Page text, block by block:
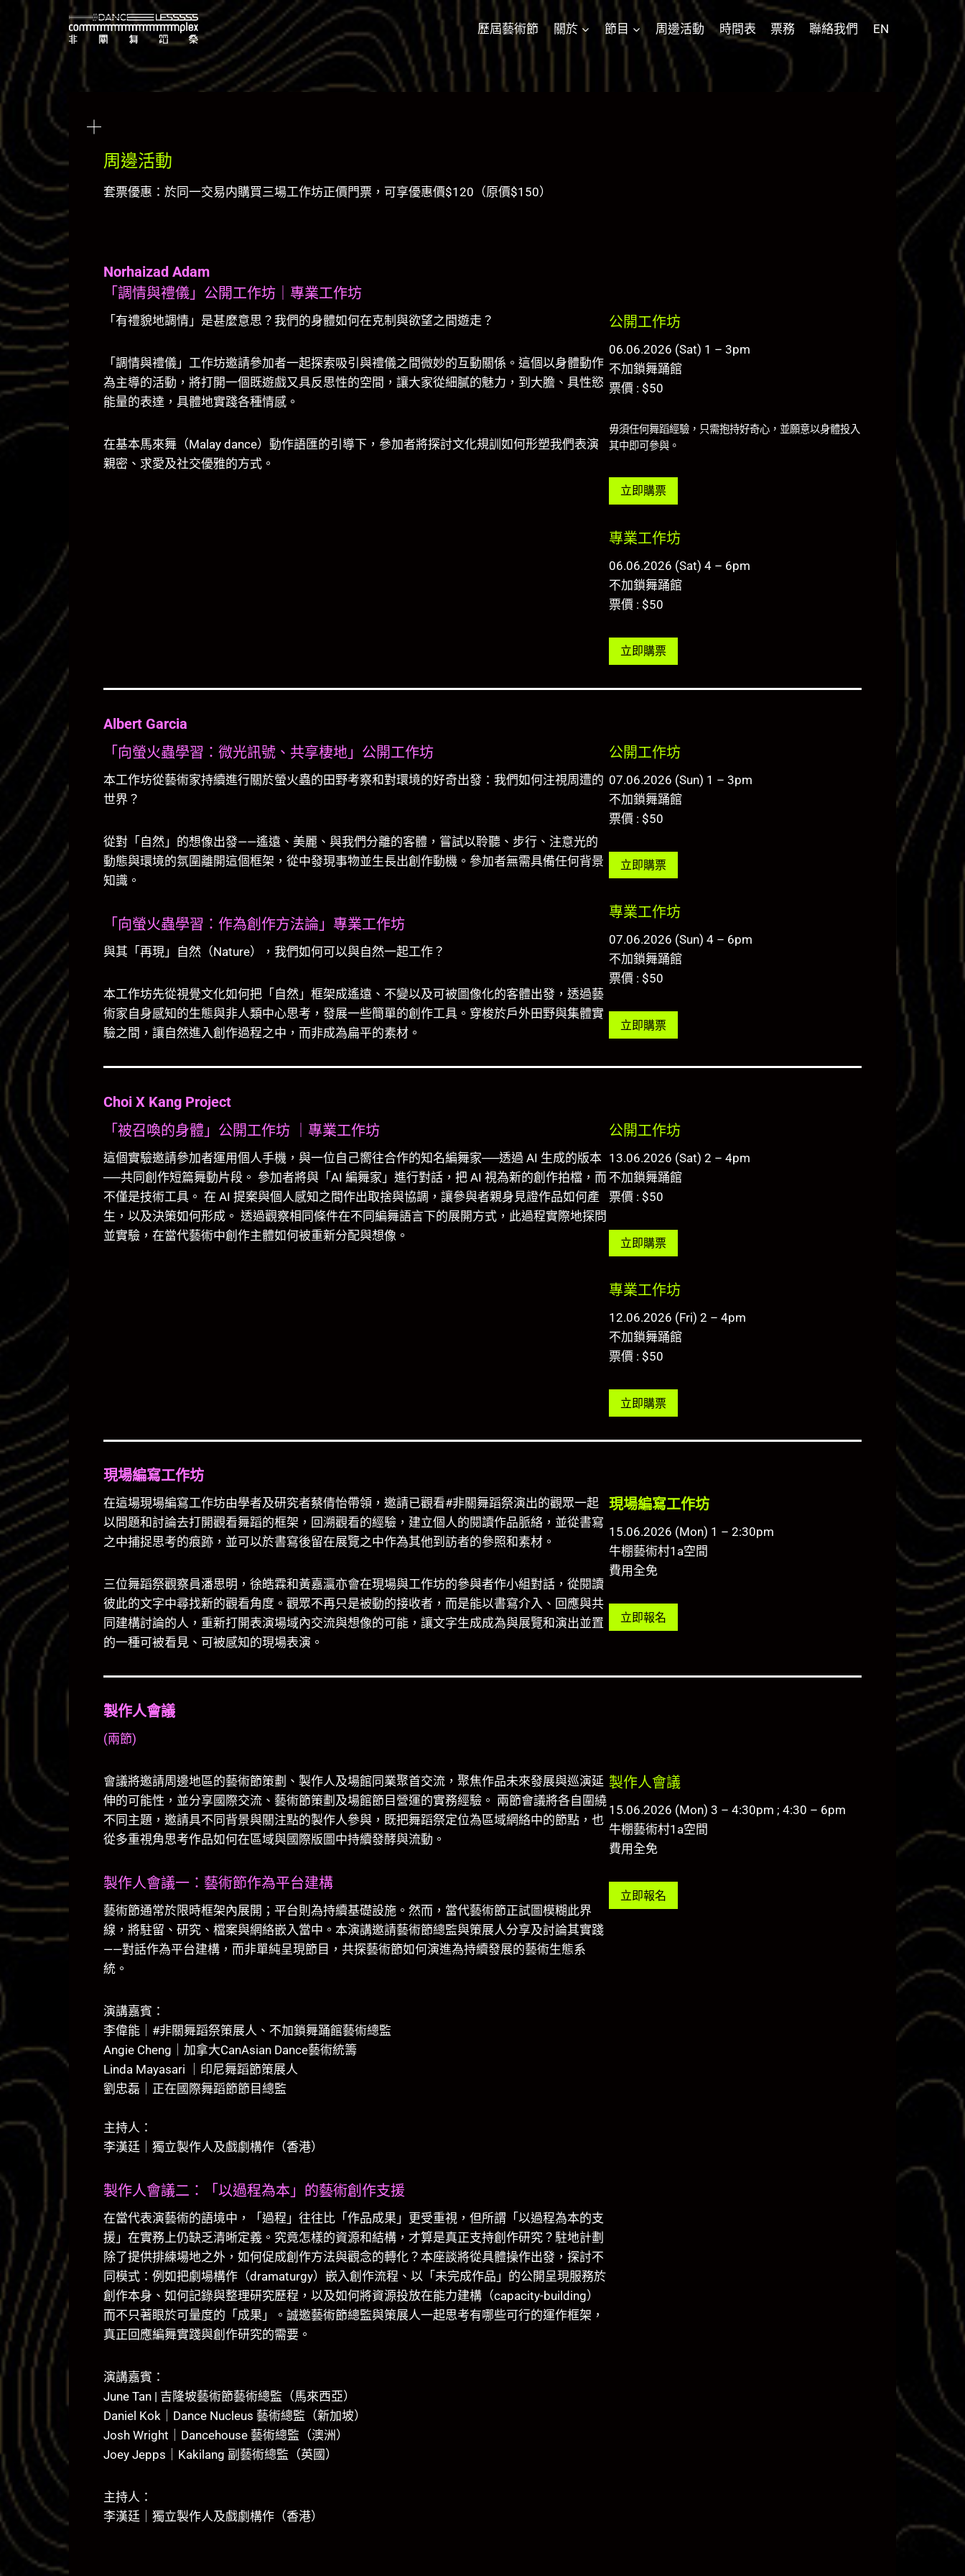
content
歷屆藝術節 關於 節目 周邊活動 時間表 票務 聯絡我們 EN
周邊活動
套票優惠：於同一交易内購買三場工作坊正價門票，可享優惠價$120（原價$150）
Norhaizad Adam
「調情與禮儀」公開工作坊｜專業工作坊
「有禮貌地調情」是甚麼意思？我們的身體如何在克制與欲望之間遊走？
「調情與禮儀」工作坊邀請參加者一起探索吸引與禮儀之間微妙的互動關係。這個以身體動作
為主導的活動，將打開一個既遊戲又具反思性的空間，讓大家從細膩的魅力，到大膽、具性慾
能量的表達，具體地實踐各種情感。
在基本馬來舞（Malay dance）動作語匯的引導下，參加者將探討文化規訓如何形塑我們表演
親密、求愛及社交優雅的方式。
公開工作坊
06.06.2026 (Sat) 1 – 3pm
不加鎖舞踊館
票價 : $50
毋須任何舞蹈經驗，只需抱持好奇心，並願意以身體投入
其中即可參與。
立即購票
專業工作坊
06.06.2026 (Sat) 4 – 6pm
不加鎖舞踊館
票價 : $50
立即購票
Albert Garcia
「向螢火蟲學習：微光訊號、共享棲地」公開工作坊
本工作坊從藝術家持續進行關於螢火蟲的田野考察和對環境的好奇出發：我們如何注視周遭的
世界？
從對「自然」的想像出發——遙遠、美麗、與我們分離的客體，嘗試以聆聽、步行、注意光的
動態與環境的氛圍離開這個框架，從中發現事物並生長出創作動機。參加者無需具備任何背景
知識。
「向螢火蟲學習：作為創作方法論」專業工作坊
與其「再現」自然（Nature），我們如何可以與自然一起工作？
本工作坊先從視覺文化如何把「自然」框架成遙遠、不變以及可被圖像化的客體出發，透過藝
術家自身感知的生態與非人類中心思考，發展一些簡單的創作工具。穿梭於戶外田野與集體實
驗之間，讓自然進入創作過程之中，而非成為扁平的素材。
公開工作坊
07.06.2026 (Sun) 1 – 3pm
不加鎖舞踊館
票價 : $50
立即購票
專業工作坊
07.06.2026 (Sun) 4 – 6pm
不加鎖舞踊館
票價 : $50
立即購票
Choi X Kang Project
「被召喚的身體」公開工作坊 ｜專業工作坊
這個實驗邀請參加者運用個人手機，與一位自己嚮往合作的知名編舞家──透過 AI 生成的版本
──共同創作短篇舞動片段。 參加者將與「AI 編舞家」進行對話，把 AI 視為新的創作拍檔，而
不僅是技術工具。 在 AI 提案與個人感知之間作出取捨與協調，讓參與者親身見證作品如何產
生，以及決策如何形成。 透過觀察相同條件在不同編舞語言下的展開方式，此過程實際地探問
並實驗，在當代藝術中創作主體如何被重新分配與想像。
公開工作坊
13.06.2026 (Sat) 2 – 4pm
不加鎖舞踊館
票價 : $50
立即購票
專業工作坊
12.06.2026 (Fri) 2 – 4pm
不加鎖舞踊館
票價 : $50
立即購票
現場編寫工作坊
在這場現場編寫工作坊由學者及研究者蔡倩怡帶領，邀請已觀看#非關舞蹈祭演出的觀眾一起
以問題和討論去打開觀看舞蹈的框架，回溯觀看的經驗，建立個人的閱讀作品脈絡，並從書寫
之中捕捉思考的痕跡，並可以於書寫後留在展覽之中作為其他到訪者的參照和素材。
三位舞蹈祭觀察員潘思明，徐皓霖和黃嘉瀛亦會在現場與工作坊的參與者作小組對話，從閱讀
彼此的文字中尋找新的觀看角度。觀眾不再只是被動的接收者，而是能以書寫介入、回應與共
同建構討論的人，重新打開表演場域內交流與想像的可能，讓文字生成成為與展覽和演出並置
的一種可被看見、可被感知的現場表演。
現場編寫工作坊
15.06.2026 (Mon) 1 – 2:30pm
牛棚藝術村1a空間
費用全免
立即報名
製作人會議
(兩節)
會議將邀請周邊地區的藝術節策劃、製作人及場館同業聚首交流，聚焦作品未來發展與巡演延
伸的可能性，並分享國際交流、藝術節策劃及場館節目營運的實務經驗。 兩節會議將各自圍繞
不同主題，邀請具不同背景與關注點的製作人參與，既把舞蹈祭定位為區域網絡中的節點，也
從多重視角思考作品如何在區域與國際版圖中持續發酵與流動。
製作人會議一：藝術節作為平台建構
藝術節通常於限時框架內展開；平台則為持續基礎設施。然而，當代藝術節正試圖模糊此界
線，將駐留、研究、檔案與網絡嵌入當中。本演講邀請藝術節總監與策展人分享及討論其實踐
——對話作為平台建構，而非單純呈現節目，共探藝術節如何演進為持續發展的藝術生態系
統。
演講嘉賓：
李偉能｜#非關舞蹈祭策展人、不加鎖舞踊館藝術總監
Angie Cheng｜加拿大CanAsian Dance藝術統籌
Linda Mayasari ｜印尼舞蹈節策展人
劉忠磊｜正在國際舞蹈節節目總監
主持人：
李漢廷｜獨立製作人及戲劇構作（香港）
製作人會議二：「以過程為本」的藝術創作支援
在當代表演藝術的語境中，「過程」往往比「作品成果」更受重視，但所謂「以過程為本的支
援」在實務上仍缺乏清晰定義。究竟怎樣的資源和結構，才算是真正支持創作研究？駐地計劃
除了提供排練場地之外，如何促成創作方法與觀念的轉化？本座談將從具體操作出發，探討不
同模式：例如把劇場構作（dramaturgy）嵌入創作流程、以「未完成作品」的公開呈現服務於
創作本身、如何記錄與整理研究歷程，以及如何將資源投放在能力建構（capacity-building）
而不只著眼於可量度的「成果」。誠邀藝術節總監與策展人一起思考有哪些可行的運作框架，
真正回應編舞實踐與創作研究的需要。
演講嘉賓：
June Tan | 吉隆坡藝術節藝術總監（馬來西亞）
Daniel Kok｜Dance Nucleus 藝術總監（新加坡）
Josh Wright｜Dancehouse 藝術總監（澳洲）
Joey Jepps｜Kakilang 副藝術總監（英國）
主持人：
李漢廷｜獨立製作人及戲劇構作（香港）
製作人會議
15.06.2026 (Mon) 3 – 4:30pm ; 4:30 – 6pm
牛棚藝術村1a空間
費用全免
立即報名